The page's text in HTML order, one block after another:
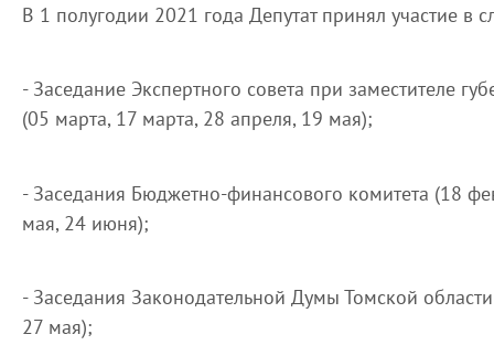
В 1 полугодии 2021 года Депутат принял участие в
- Заседание Экспертного совета при заместителе
(05 марта, 17 марта, 28 апреля, 19 мая);
- Заседания Бюджетно-финансового комитета (18
мая, 24 июня);
- Заседания Законодательной Думы Томской
27 мая);